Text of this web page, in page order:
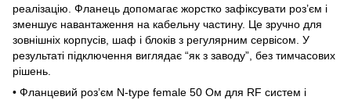
реалізацію. Фланець допомагає жорстко зафіксувати роз’єм і
зменшує навантаження на кабельну частину. Це зручно для
зовнішніх корпусів, шаф і блоків з регулярним сервісом. У
результаті підключення виглядає “як з заводу”, без тимчасових
рішень.
• Фланцевий роз’єм N-type female 50 Ом для RF систем і